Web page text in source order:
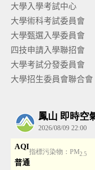
大學入學考試中心
大學術科考試委員會
大學甄選入學委員會
四技申請入學聯招會
大學考試分發委員會
大學招生委員會聯合會